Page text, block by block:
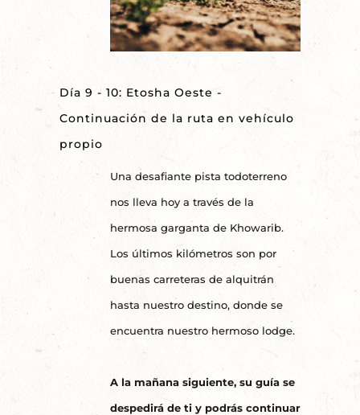
Día 9 - 10: Etosha Oeste -
Continuación de la ruta en vehículo
propio
Una desafiante pista todoterreno
nos lleva hoy a través de la
hermosa garganta de Khowarib.
Los últimos kilómetros son por
buenas carreteras de alquitrán
hasta nuestro destino, donde se
encuentra nuestro hermoso lodge.
A la mañana siguiente, su guía se
despedirá de ti y podrás continuar